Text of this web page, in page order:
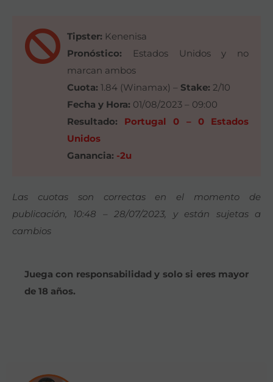
Tipster: Kenenisa
Pronóstico: Estados Unidos y no
marcan ambos
Cuota: 1.84 (Winamax) – Stake: 2/10
Fecha y Hora: 01/08/2023 – 09:00
Resultado:
Portugal 0 – 0 Estados
Unidos
Ganancia: -2u
Las cuotas son correctas en el momento de
publicación, 10:48 – 28/07/2023, y están sujetas a
cambios
Juega con responsabilidad y solo si eres mayor
de 18 años.